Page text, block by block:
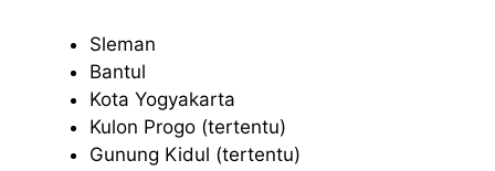
Sleman
Bantul
Kota Yogyakarta
Kulon Progo (tertentu)
Gunung Kidul (tertentu)